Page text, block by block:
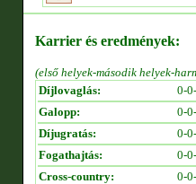
Karrier és eredmények:
(első helyek-második helyek-
Díjlovaglás:
0-
Galopp:
0-
Díjugratás:
0-
Fogathajtás:
0-
Cross-country:
0-